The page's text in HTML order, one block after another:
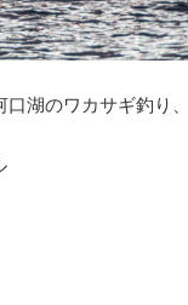
湖のワカサギ釣り